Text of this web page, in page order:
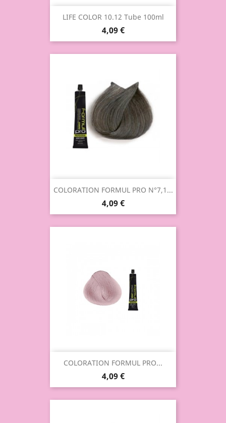
LIFE COLOR 10.12 Tube 100ml
4,09 €
COLORATION FORMUL PRO N°7,1...
4,09 €
COLORATION FORMUL PRO...
4,09 €